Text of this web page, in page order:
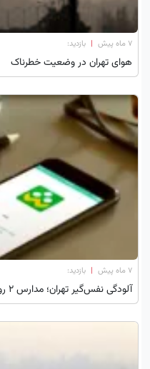
۷ ماه پیش | بازدید:
هوای تهران در وضعیت خطرناک
۷ ماه پیش | بازدید:
آلودگی نفس‌گیر تهران؛ مدارس ۲ روز متوالی غیرحضوری شدند!